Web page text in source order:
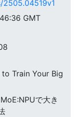
GMT
Train Your Big
で大き